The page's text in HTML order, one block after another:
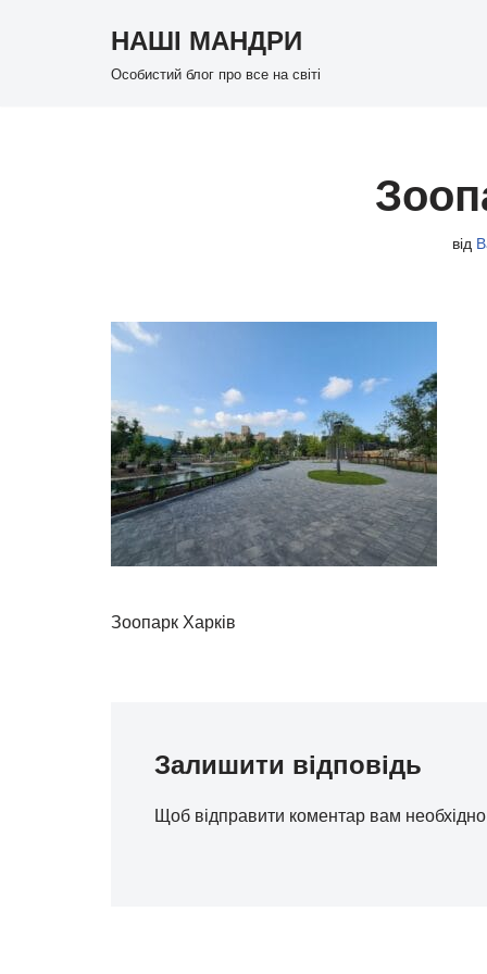
НАШІ МАНДРИ
Особистий блог про все на світі
від
Зоопарк Харків
Залишити відповідь
Щоб відправити коментар вам